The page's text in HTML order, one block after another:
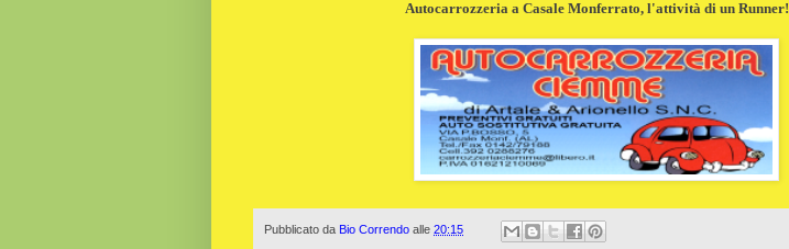
Autocarrozzeria a Casale Monferrato, l'attività di un Runner!
Pubblicato da Bio Correndo alle 20:15